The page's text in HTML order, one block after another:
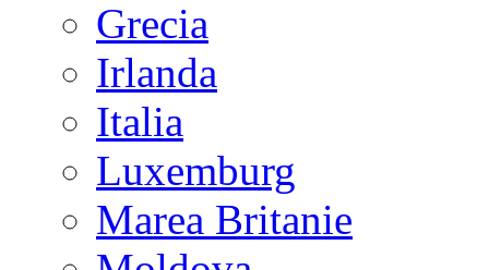
Grecia
Irlanda
Italia
Luxemburg
Marea Britanie